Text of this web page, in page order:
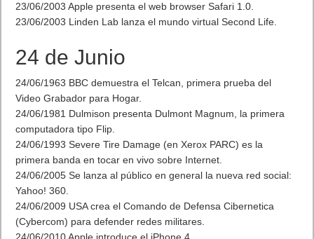
23/06/2003 Apple presenta el web browser Safari 1.0.
23/06/2003 Linden Lab lanza el mundo virtual Second Life.
24 de Junio
24/06/1963 BBC demuestra el Telcan, primera prueba del
Video Grabador para Hogar.
24/06/1981 Dulmison presenta Dulmont Magnum, la primera
computadora tipo Flip.
24/06/1993 Severe Tire Damage (en Xerox PARC) es la
primera banda en tocar en vivo sobre Internet.
24/06/2005 Se lanza al público en general la nueva red social:
Yahoo! 360.
24/06/2009 USA crea el Comando de Defensa Cibernetica
(Cybercom) para defender redes militares.